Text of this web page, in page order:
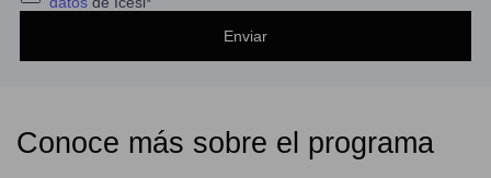
Conoce más sobre el programa